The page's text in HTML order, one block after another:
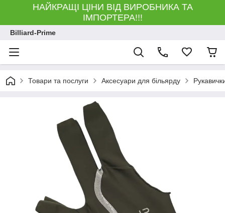
НАЙКРАЩІ ЦІНИ ВІД ВИРОБНИКА ТА
ІМПОРТЕРА!!!
Billiard-Prime
Товари та послуги Аксесуари для більярду